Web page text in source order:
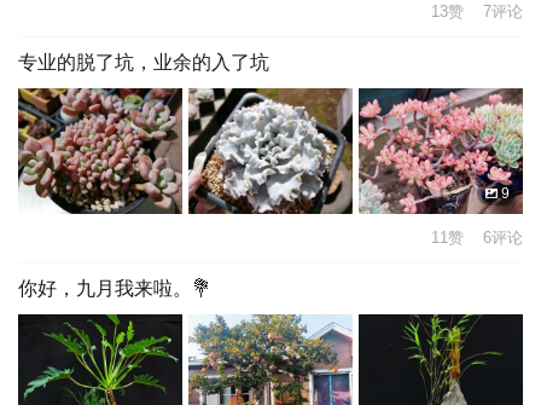
13赞 7评论
专业的脱了坑，业余的入了坑
9
11赞 6评论
你好，九月我来啦。💐